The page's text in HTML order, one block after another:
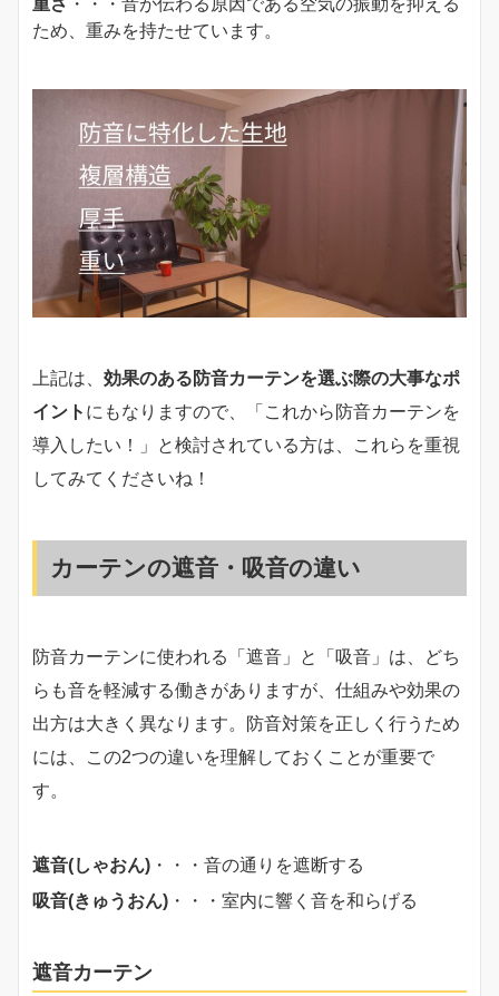
重さ ・・・音が伝わる原因である空気の振動を抑える
ため、重みを持たせています。
上記は、 効果のある防音カーテンを選ぶ際の大事なポ
イント にもなりますので、「これから防音カーテンを
導入したい！」と検討されている方は、これらを重視
してみてくださいね！
カーテンの遮音・吸音の違い
防音カーテンに使われる「遮音」と「吸音」は、どち
らも音を軽減する働きがありますが、仕組みや効果の
出方は大きく異なります。防音対策を正しく行うため
には、この2つの違いを理解しておくことが重要で
す。
遮音(しゃおん) ・・・音の通りを遮断する
吸音(きゅうおん) ・・・室内に響く音を和らげる
遮音カーテン